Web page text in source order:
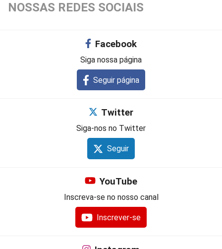
NOSSAS REDES SOCIAIS
Facebook
Siga nossa página
Seguir página
Twitter
Siga-nos no Twitter
Seguir
YouTube
Inscreva-se no nosso canal
Inscrever-se